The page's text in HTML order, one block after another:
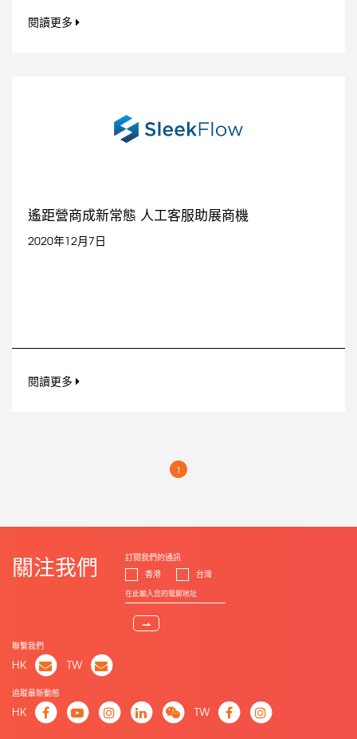
閱讀更多
遙距營商成新常態 人工客服助展商機
2020年12月7日
閱讀更多
1
關注我們
訂閱我們的通訊
香港
台灣
⇀
聯繫我們
HK TW
追蹤最新動態
HK TW